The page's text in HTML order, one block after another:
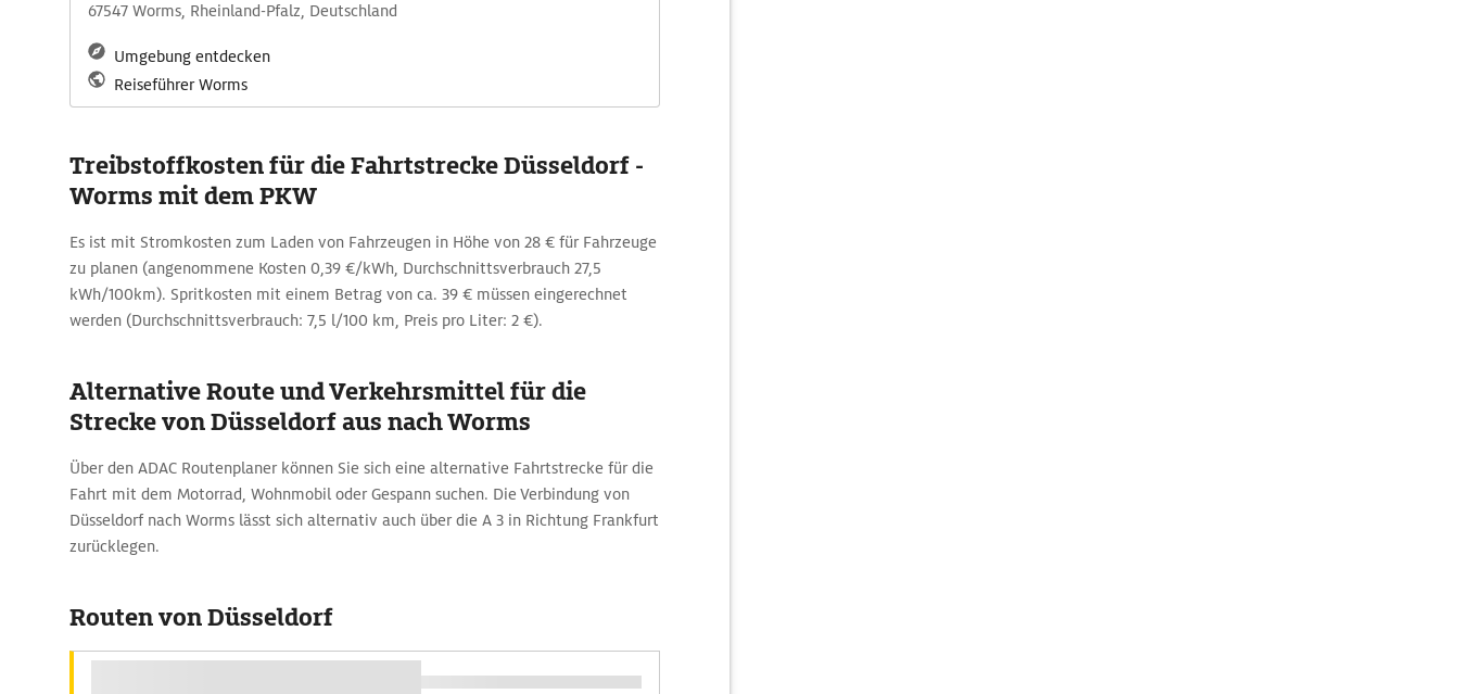
67547 Worms, Rheinland-Pfalz, Deutschland
Umgebung entdecken
Reiseführer Worms
Treibstoffkosten für die Fahrtstrecke Düsseldorf -
Worms mit dem PKW
Es ist mit Stromkosten zum Laden von Fahrzeugen in Höhe von 28 € für Fahrzeuge
zu planen (angenommene Kosten 0,39 €/kWh, Durchschnittsverbrauch 27,5
kWh/100km). Spritkosten mit einem Betrag von ca. 39 € müssen eingerechnet
werden (Durchschnittsverbrauch: 7,5 l/100 km, Preis pro Liter: 2 €).
Alternative Route und Verkehrsmittel für die
Strecke von Düsseldorf aus nach Worms
Über den ADAC Routenplaner können Sie sich eine alternative Fahrtstrecke für die
Fahrt mit dem Motorrad, Wohnmobil oder Gespann suchen. Die Verbindung von
Düsseldorf nach Worms lässt sich alternativ auch über die A 3 in Richtung Frankfurt
zurücklegen.
Routen von Düsseldorf